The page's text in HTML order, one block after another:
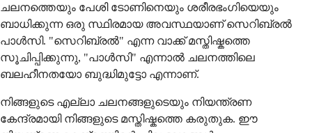
ചലനത്തെയും പേശി ടോണിനെയും ശരീരഭംഗിയെയും
ബാധിക്കുന്ന ഒരു സ്ഥിരമായ അവസ്ഥയാണ് സെറിബ്രൽ
പാൾസി. "സെറിബ്രൽ" എന്ന വാക്ക് മസ്തിഷ്കത്തെ
സൂചിപ്പിക്കുന്നു, "പാൾസി" എന്നാൽ ചലനത്തിലെ
ബലഹീനതയോ ബുദ്ധിമുട്ടോ എന്നാണ്.
നിങ്ങളുടെ എല്ലാ ചലനങ്ങളുടെയും നിയന്ത്രണ
കേന്ദ്രമായി നിങ്ങളുടെ മസ്തിഷ്കത്തെ കരുതുക. ഈ